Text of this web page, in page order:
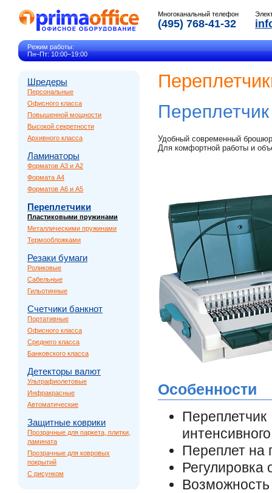
Многоканальный телефон
(495) 768-41-32
Режим работы:
Пн–Пт: 10:00–19:00
Шредеры
Персональные
Офисного класса
Повышенной мощности
Высокой секретности
Архивного класса
Ламинаторы
Форматов A3 и A2
Формата A4
Форматов A6 и A5
Переплетчики
Пластиковыми пружинами
Металлическими пружинами
Термообложками
Резаки бумаги
Роликовые
Сабельные
Гильотинные
Счетчики банкнот
Портативные
Офисного класса
Среднего класса
Банковского класса
Детекторы валют
Ультрафиолетовые
Инфракрасные
Автоматические
Защитные коврики
Прозрачные для паркета, плитки,
ламината
Прозрачные для ковровых
покрытий
С рисунком
Удобный современный
Для комфортной работы и
Особенности
Переплет на
Регулировка